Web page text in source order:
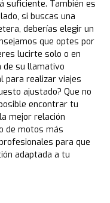
suficiente. También es
si buscas una
deberías elegir un
que optes por
lucirte solo o en
de su llamativo
para realizar viajes
ajustado? Que no
encontrar tu
mejor relación
de motos más
para que
adaptada a tu